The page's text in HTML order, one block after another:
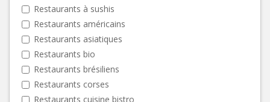
Restaurants à sushis
Restaurants américains
Restaurants asiatiques
Restaurants bio
Restaurants brésiliens
Restaurants corses
Restaurants cuisine bistro